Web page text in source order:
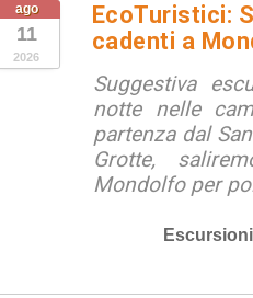
ago
11
2026
EcoTuristici:
cadenti a
Suggestiva
notte nelle
partenza dal
Grotte,
Mondolfo per
Escursioni